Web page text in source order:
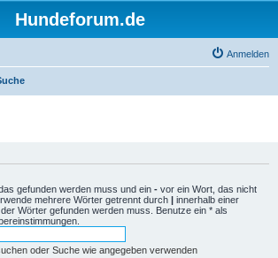
Hundeforum.de
Anmelden
gefunden werden muss und ein - vor ein Wort, das nicht
mehrere Wörter getrennt durch | innerhalb einer
Wörter gefunden werden muss. Benutze ein * als
oder Suche wie angegeben verwenden